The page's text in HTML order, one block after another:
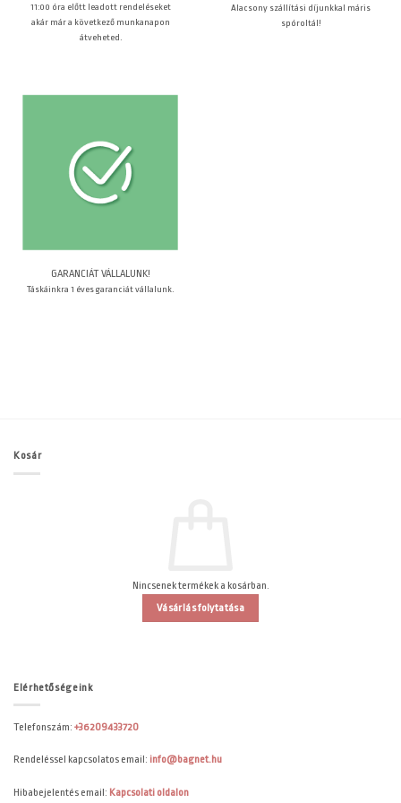
11:00 óra előtt leadott rendeléseket
akár már a következő munkanapon
átveheted.
Alacsony szállítási díjunkkal máris
spóroltál!
GARANCIÁT VÁLLALUNK!
Táskáinkra 1 éves garanciát vállalunk.
Kosár
Nincsenek termékek a kosárban.
Vásárlás folytatása
Elérhetőségeink
Telefonszám: +36209433720
Rendeléssel kapcsolatos email: info@bagnet.hu
Hibabejelentés email: Kapcsolati oldalon